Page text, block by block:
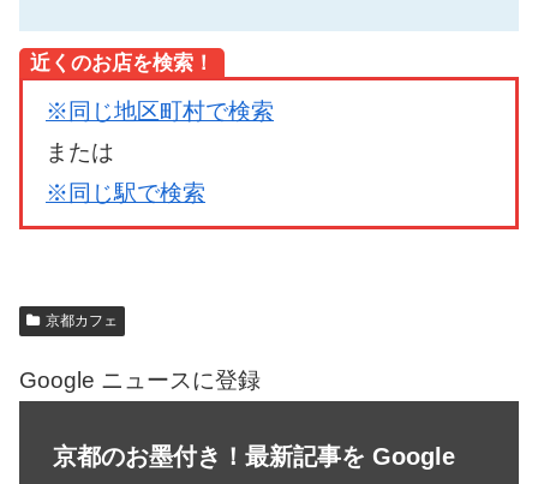
近くのお店を検索！
※同じ地区町村で検索
または
※同じ駅で検索
京都カフェ
Google ニュースに登録
京都のお墨付き！最新記事を Google